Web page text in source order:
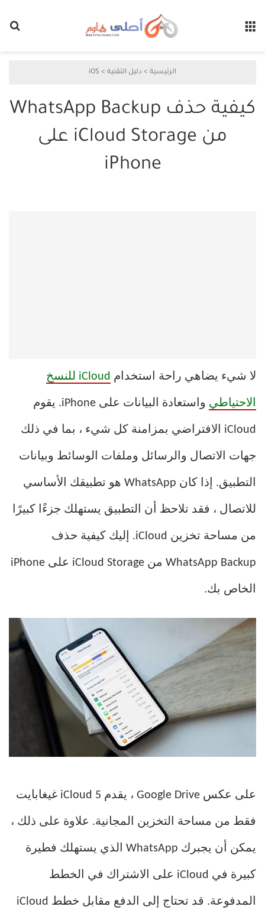
الرئيسية > دليل التقنية >
iOS
كيفية حذف WhatsApp Backup
من iCloud Storage على
iPhone
لا شيء يضاهي راحة استخدام iCloud للنسخ
الاحتياطي واستعادة البيانات على iPhone. يقوم
iCloud الافتراضي بمزامنة كل شيء ، بما في ذلك
جهات الاتصال والرسائل وملفات الوسائط وبيانات
التطبيق. إذا كان WhatsApp هو تطبيقك الأساسي
للاتصال ، فقد تلاحظ أن التطبيق يستهلك جزءًا كبيرًا
من مساحة تخزين iCloud. إليك كيفية حذف
WhatsApp Backup من iCloud Storage على iPhone
الخاص بك.
على عكس Google Drive ، يقدم iCloud 5 غيغابايت
فقط من مساحة التخزين المجانية. علاوة على ذلك ،
يمكن أن يجبرك WhatsApp الذي يستهلك فطيرة
كبيرة في iCloud على الاشتراك في الخطط
المدفوعة. قد تحتاج إلى الدفع مقابل خطط iCloud